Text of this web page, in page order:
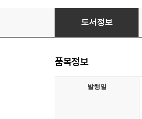
중학교 입학 전 영어 공부
도서정보
품목정보
발행일